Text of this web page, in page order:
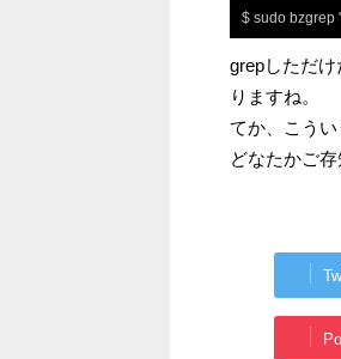
$ sudo bzgrep
grepしただ
りますね。
てか、こう
どなたかご